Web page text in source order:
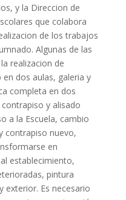
y la Direccion de
que colabora
de los trabajos
Algunas de las
realizacion de
dos aulas, galeria y
completa en dos
y alisado
a la Escuela, cambio
contrapiso nuevo,
en
establecimiento,
pintura
exterior. Es necesario